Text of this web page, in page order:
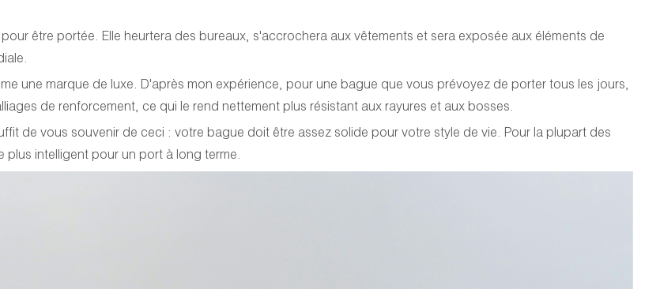
être portée. Elle heurtera des bureaux, s'accrochera aux vêtements et sera exposée aux éléments de
une marque de luxe. D'après mon expérience, pour une bague que vous prévoyez de porter tous les jours,
de renforcement, ce qui le rend nettement plus résistant aux rayures et aux bosses.
de vous souvenir de ceci : votre bague doit être assez solide pour votre style de vie. Pour la plupart des
plus intelligent pour un port à long terme.